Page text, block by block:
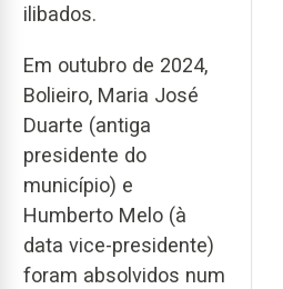
ilibados.
Em outubro de 2024,
Bolieiro, Maria José
Duarte (antiga
presidente do
município) e
Humberto Melo (à
data vice-presidente)
foram absolvidos num